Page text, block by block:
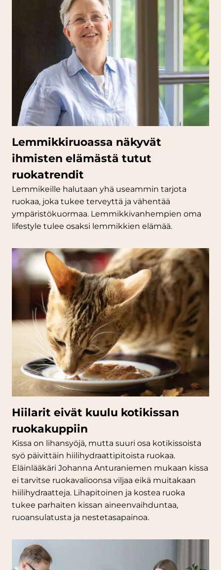
Lemmikkiruoassa näkyvät
ihmisten elämästä tutut
ruokatrendit
Lemmikeille halutaan yhä useammin tarjota
ruokaa, joka tukee terveyttä ja vähentää
ympäristökuormaa. Lemmikkivanhempien oma
lifestyle tulee osaksi lemmikkien elämää.
Hiilarit eivät kuulu kotikissan
ruokakuppiin
Kissa on lihansyöjä, mutta suuri osa kotikissoista
syö päivittäin hiilihydraattipitoista ruokaa.
Eläinlääkäri Johanna Anturaniemen mukaan kissa
ei tarvitse ruokavalioonsa viljaa eikä muitakaan
hiilihydraatteja. Lihapitoinen ja kostea ruoka
tukee parhaiten kissan aineenvaihduntaa,
ruoansulatusta ja nestetasapainoa.